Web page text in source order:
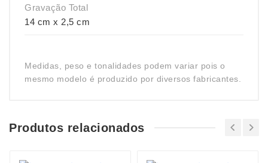
Gravação Total
14 cm x 2,5 cm
Medidas, peso e tonalidades podem variar pois o
mesmo modelo é produzido por diversos fabricantes.
Produtos relacionados